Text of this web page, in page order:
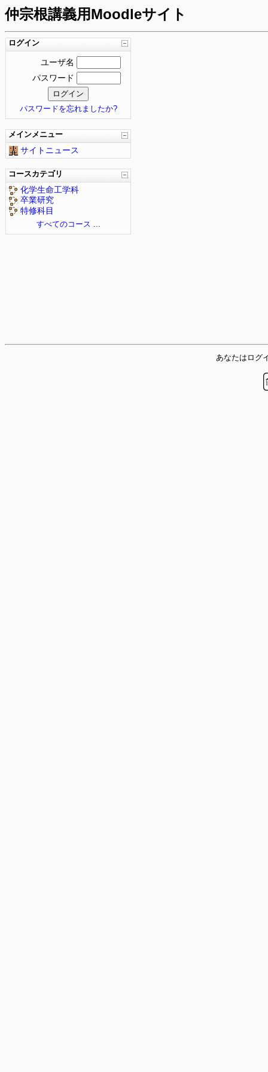
仲宗根講義用Moodleサイト
ログイン
ユーザ名
パスワード
パスワードを忘れましたか?
メインメニュー
サイトニュース
コースカテゴリ
化学生命工学科
卒業研究
特修科目
すべてのコース
あなたはログ